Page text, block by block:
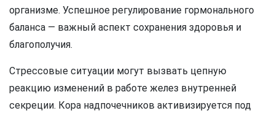
организме. Успешное регулирование гормонального
баланса — важный аспект сохранения здоровья и
благополучия.
Стрессовые ситуации могут вызвать цепную
реакцию изменений в работе желез внутренней
секреции. Кора надпочечников активизируется под